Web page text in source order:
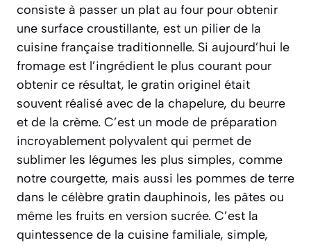
consiste à passer un plat au four pour obtenir
une surface croustillante, est un pilier de la
cuisine française traditionnelle. Si aujourd’hui le
fromage est l’ingrédient le plus courant pour
obtenir ce résultat, le gratin originel était
souvent réalisé avec de la chapelure, du beurre
et de la crème. C’est un mode de préparation
incroyablement polyvalent qui permet de
sublimer les légumes les plus simples, comme
notre courgette, mais aussi les pommes de terre
dans le célèbre gratin dauphinois, les pâtes ou
même les fruits en version sucrée. C’est la
quintessence de la cuisine familiale, simple,